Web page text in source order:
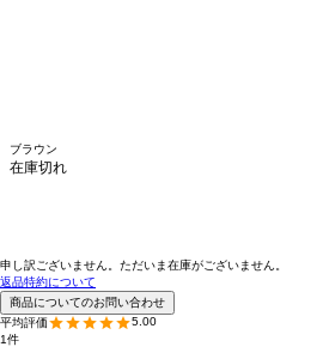
ブラウン
在庫切れ
申し訳ございません。ただいま在庫がございません。
返品特約について
商品についてのお問い合わせ
5.00
1